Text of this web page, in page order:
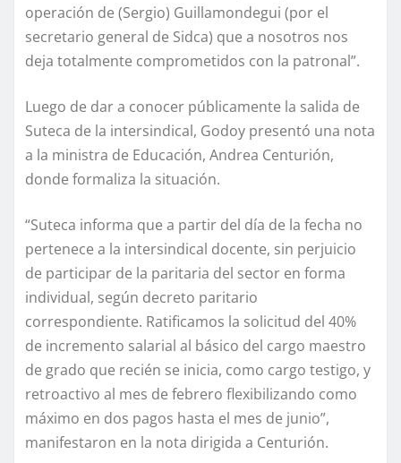
operación de (Sergio) Guillamondegui (por el
secretario general de Sidca) que a nosotros nos
deja totalmente comprometidos con la patronal”.
Luego de dar a conocer públicamente la salida de
Suteca de la intersindical, Godoy presentó una nota
a la ministra de Educación, Andrea Centurión,
donde formaliza la situación.
“Suteca informa que a partir del día de la fecha no
pertenece a la intersindical docente, sin perjuicio
de participar de la paritaria del sector en forma
individual, según decreto paritario
correspondiente. Ratificamos la solicitud del 40%
de incremento salarial al básico del cargo maestro
de grado que recién se inicia, como cargo testigo, y
retroactivo al mes de febrero flexibilizando como
máximo en dos pagos hasta el mes de junio”,
manifestaron en la nota dirigida a Centurión.